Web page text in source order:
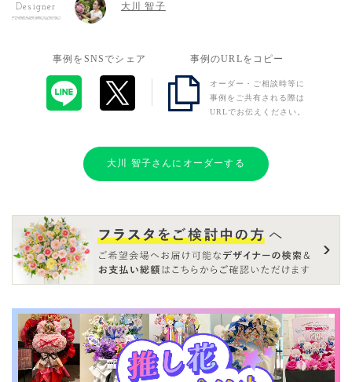
Designer 大川 智子
事例をSNSでシェア 事例のURLをコピー
オーダー・ご相談時等に
事例をご共有される際は
URLでお伝えください。
大川 智子さんにオーダーする